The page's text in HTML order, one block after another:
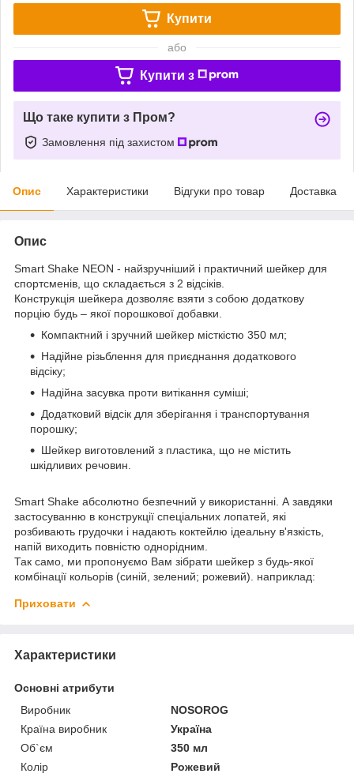
Купити
або
Купити з
Що таке купити з Пром?
Замовлення під захистом
Опис Характеристики Відгуки про товар Доставка
Опис
Smart Shake NEON - найзручніший і практичний шейкер для
спортсменів, що складається з 2 відсіків.
Конструкція шейкера дозволяє взяти з собою додаткову
порцію будь – якої порошкової добавки.
Компактний і зручний шейкер місткістю 350 мл;
Надійне різьблення для приєднання додаткового
відсіку;
Надійна засувка проти витікання суміші;
Додатковий відсік для зберігання і транспортування
порошку;
Шейкер виготовлений з пластика, що не містить
шкідливих речовин.
Smart Shake абсолютно безпечний у використанні. А завдяки
застосуванню в конструкції спеціальних лопатей, які
розбивають грудочки і надають коктейлю ідеальну в'язкість,
напій виходить повністю однорідним.
Так само, ми пропонуємо Вам зібрати шейкер з будь-якої
комбінації кольорів (синій, зелений; рожевий). наприклад:
Приховати
Характеристики
Основні атрибути
Виробник
NOSOROG
Країна виробник
Україна
Об`єм
350 мл
Колір
Рожевий